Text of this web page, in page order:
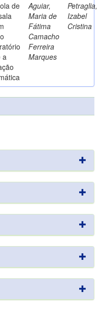
de
a
Aguiar,
Maria de
Fátima
Camacho
Ferreira
Marques
Petraglia,
Izabel
Cristina